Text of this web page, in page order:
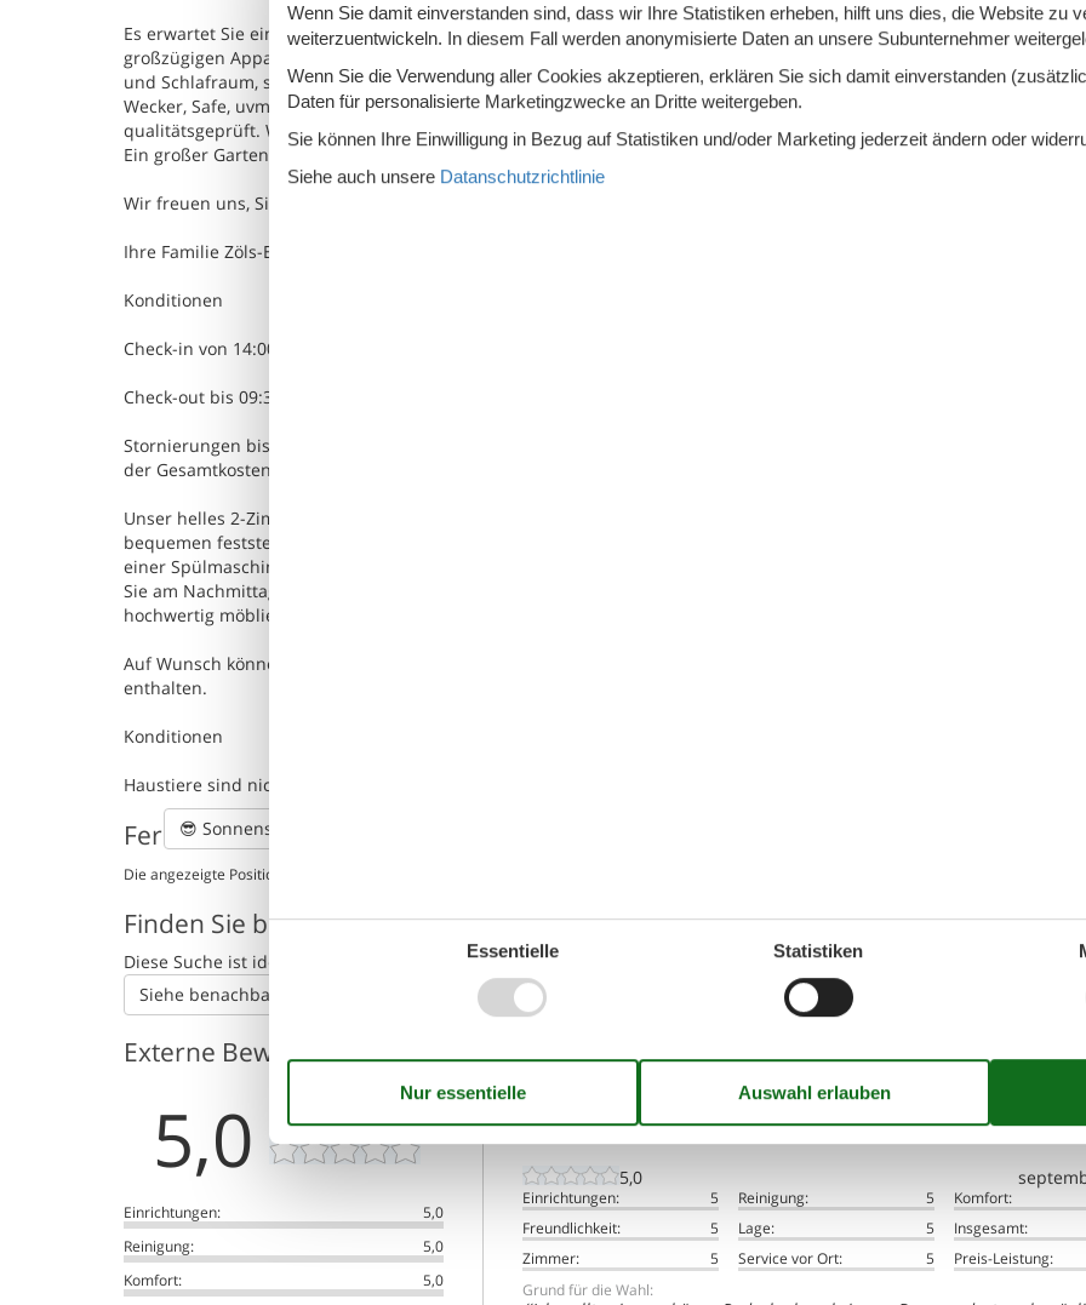
Es erwartet Sie ein neues, sehr geschmackvoll eingerichtetes Haus in ruhiger Lage, mitten im Grünen. In unseren
großzügigen Appartements werden Sie sich gleich wohlfühlen. Die Appartements verfügen über einen getrennten
und Schlafraum, separates WC, Dusche, Küchenzeile mit Mikrowelle, Balkon, Telefon, Internet-W-LAN,
Wecker, Safe, uvm.. Ein Teil unserer Appartements sind durch den Bayerischen Heilbäderverband FÜR ALLERGIKER
qualitätsgeprüft. Wir bieten Brötchenservice, Lift, Fahrradgarage und -Verleih, Parkplatz, Münzwaschmaschine und
Ein großer Garten mit Liegewiese rundet Ihren Komfort ab.
Wir freuen uns, Sie in unserem Haus begrüßen zu dürfen!
Ihre Familie Zöls-Egginger
Konditionen
Check-in von 14:00 Uhr bis 18:00 Uhr
Check-out bis 09:30 Uhr
Stornierungen bis 30 Tage vor Anreise sind kostenfrei, Stornierungen zwischen 30-14 Tagen vor der Anreise werden
der Gesamtkosten berechnet, Stornierungen in den 14 Tagen vor der Anreise werden mit 100% der Gesamtkosten
Unser helles 2-Zimmer Premium-Appartement ist etwa 46 qm groß und besteht aus einem Schlafzimmer mit einem
bequemen feststehenden Doppelbett, einem Wohnzimmer mit Kleinküche und Essplatz. Freuen Sie sich über den
einer Spülmaschine, Mikrowelle und einer gemütlichen Eckbank. Die Dusche ist flach zugänglich, das WC separat.
Sie am Nachmittag und am Abend die Sonne auf dem großzügigen Balkon. Alle Appartements sind im klassischen Stil
hochwertig möbliert und befinden sich in ruhiger Lage in Bad Füssing.
Auf Wunsch können Sie unseren Brötchenservice nutzen. Endreinigung und Wäsche sind selbstverständlich im Preis
enthalten.
Konditionen
Haustiere sind nicht erlaubt.
Ferienhaus auf der Karte und Entfernungen
😎 Sonnenstand
Die angezeigte Position des Ferienhauses könnte ungenau sein. Die genaue Adresse ist im Mietvertrag zu finden.
Finden Sie benachbarte Ferienhäuser
Diese Suche ist ideal für größere oder befreundete Familien, die unabhängig und doch nahe beieinander wohnen
Siehe benachbarte Häuser
Externe Bewertungen Unsere GästebewertungenExterne
5,0
Einrichtungen:
5,0
Reinigung:
5,0
Komfort:
5,0
5,0
Einrichtungen: 5 Reinigung: 5 Komfort:
Freundlichkeit:
5 Lage: 5 Insgesamt:
Zimmer:
5 Service vor Ort: 5 Preis-Leistung:
Grund für die Wahl:
Wenn Sie damit einverstanden sind, dass wir Ihre Statistiken erheben, hilft uns dies, die Website zu
weiterzuentwickeln. In diesem Fall werden anonymisierte Daten an unsere Subunternehmer
Wenn Sie die Verwendung aller Cookies akzeptieren, erklären Sie sich damit einverstanden
Daten für personalisierte Marketingzwecke an Dritte weitergeben.
Sie können Ihre Einwilligung in Bezug auf Statistiken und/oder Marketing jederzeit ändern oder
Siehe auch unsere Datanschutzrichtlinie
Essentielle Statistiken